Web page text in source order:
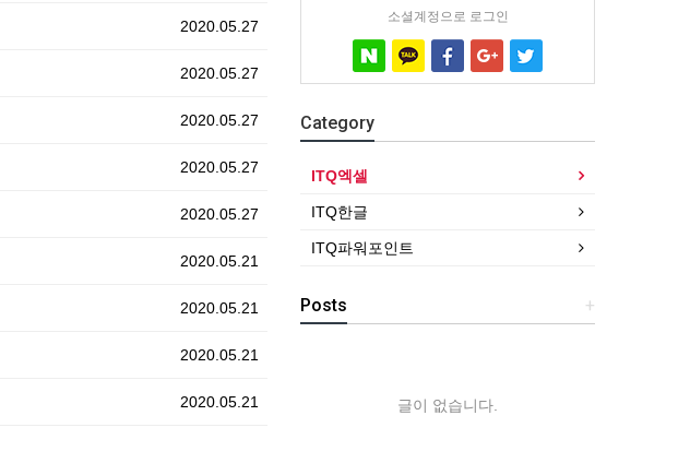
2020.05.27
2020.05.27
2020.05.27
2020.05.27
2020.05.27
2020.05.21
2020.05.21
2020.05.21
2020.05.21
소셜계정으로 로그인
Category
ITQ엑셀
ITQ한글
ITQ파워포인트
+
Posts
글이 없습니다.